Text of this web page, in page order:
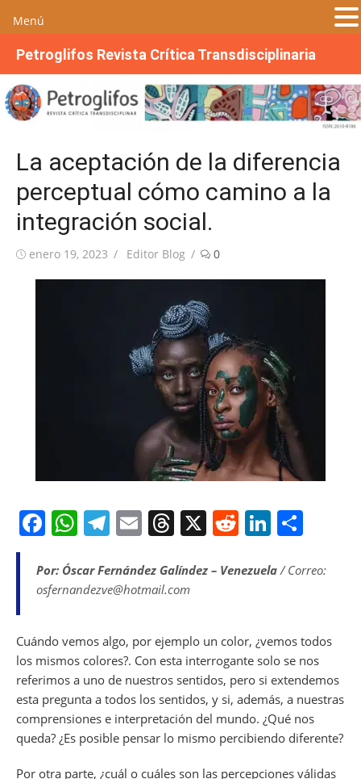
Petroglifos Revista Crítica Transdisciplinaria
La aceptación de la diferencia
perceptual cómo camino a la
integración social.
Publicada
enero 19, 2023 Autor
Editor Blog 0
F
c
e
o
o
k
W
at
s
p
p
T
e
gr
m
E
ai
l
T
re
a
s
X R
d
Li
k
n
ar
Por: Óscar Fernández Galíndez – Venezuela/ Correo:
osfernandezve@hotmail.com
Cuándo vemos algo, por ejemplo un color, ¿vemos todos
los mismos colores?. Con esta interrogante solo se nos
referimos a uno de nuestros sentidos, pero si extendemos
esta pregunta a todos los sentidos, y si, además, a nuestras
comprensiones e interpretación del mundo. ¿Qué nos
queda? ¿Es posible pensar lo mismo percibiendo diferente?
Por otra parte, ¿cuál o cuáles son las percepciones válidas
Menú